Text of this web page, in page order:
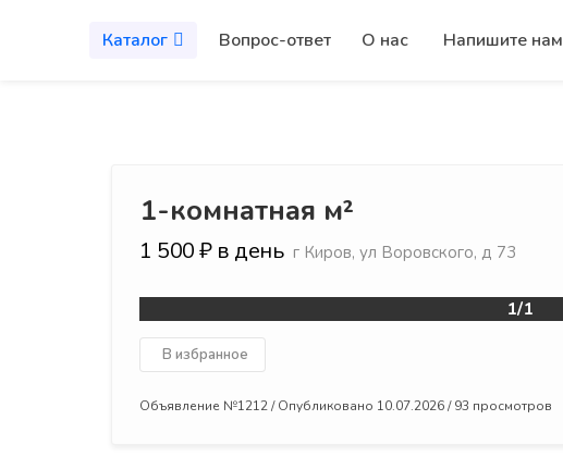
Каталог Вопрос-ответ О нас Напишите нам
1-комнатная м²
1 500 ₽ в день г Киров, ул Воровского, д 73
1/1
В избранное
Объявление №1212 / Опубликовано 10.07.2026 / 93 просмотров